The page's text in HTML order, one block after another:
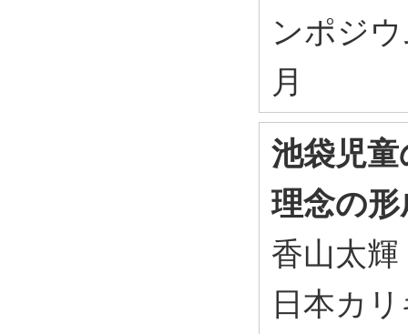
ンポジ
月
池袋児
理念の
香山太輝
日本カ